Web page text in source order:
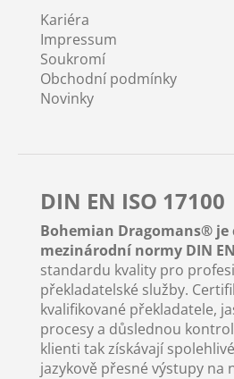
Kariéra
Impressum
Soukromí
Obchodní podmínky
Novinky
DIN EN ISO 17100
Bohemian Dragomans®
mezinárodní normy DIN
standardu kvality pro
překladatelské služby.
kvalifikované překladatele,
procesy a důslednou
klienti tak získávají
jazykově přesné výstupy na